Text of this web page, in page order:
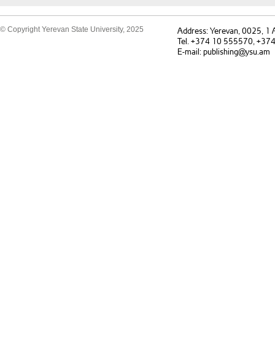
© Copyright Yerevan State University, 2025
Address: Yerevan, 0025, 1
Tel. +374 10 555570,
E-mail: publishing@ysu.am